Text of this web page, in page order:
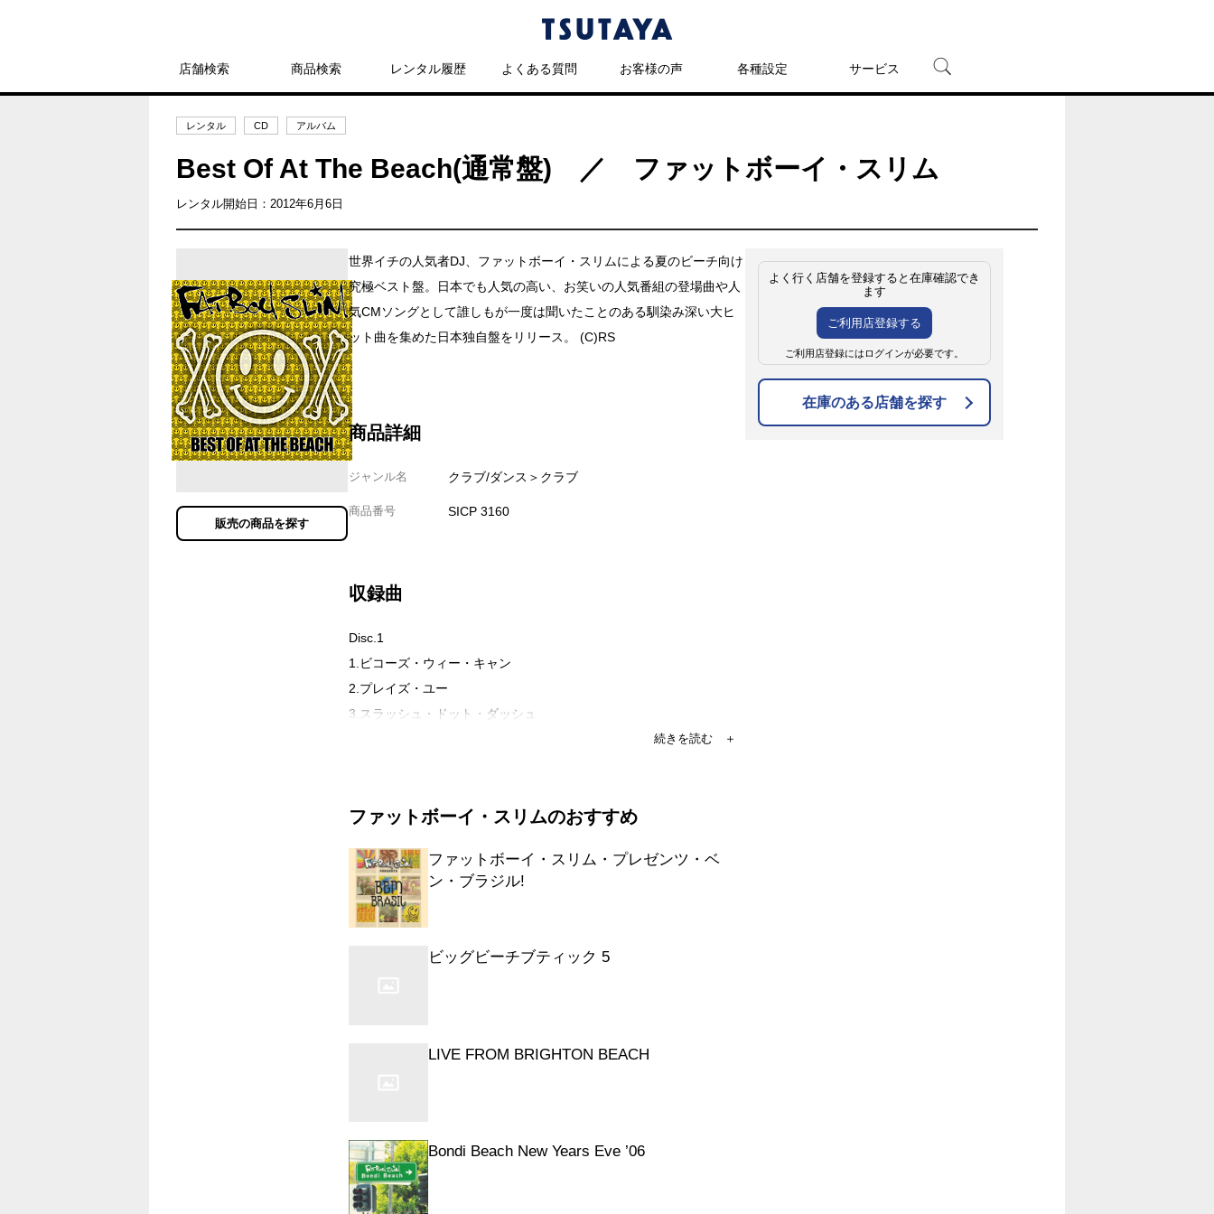
店舗検索 商品検索 レンタル履歴 よくある質問 お客様の声 各種設定 サービス
TSUTAYAプレミアムNEXT
レンタル CD アルバム
Best Of At The Beach(通常盤) ／ ファットボーイ・スリム
レンタル開始日：2012年6月6日
販売の商品を探す
世界イチの人気者DJ、ファットボーイ・スリムによる夏のビーチ向け
究極ベスト盤。日本でも人気の高い、お笑いの人気番組の登場曲や人
気CMソングとして誰しもが一度は聞いたことのある馴染み深い大ヒ
ット曲を集めた日本独自盤をリリース。 (C)RS
商品詳細
ジャンル名 クラブ/ダンス＞クラブ
商品番号 SICP 3160
収録曲
Disc.1
1.ビコーズ・ウィー・キャン
2.プレイズ・ユー
3.スラッシュ・ドット・ダッシュ
7.ドント・レット・ザ・マン・ゲット・ユー・ダ
8.ギャングスター・トリッピン
9.ワンダフル・ナイト
10.チャンピオン・サウンド
12.ビッグ・ビート・スフレ
ファットボーイ・スリムのおすすめ
ファットボーイ・スリム・プレゼンツ・ベ
ン・ブラジル!
ビッグビーチブティック 5
LIVE FROM BRIGHTON BEACH
Bondi Beach New Years Eve ’06
よく行く店舗を登録すると在庫確認でき
ます
ご利用店登録する
ご利用店登録にはログインが必要です。
在庫のある店舗を探す